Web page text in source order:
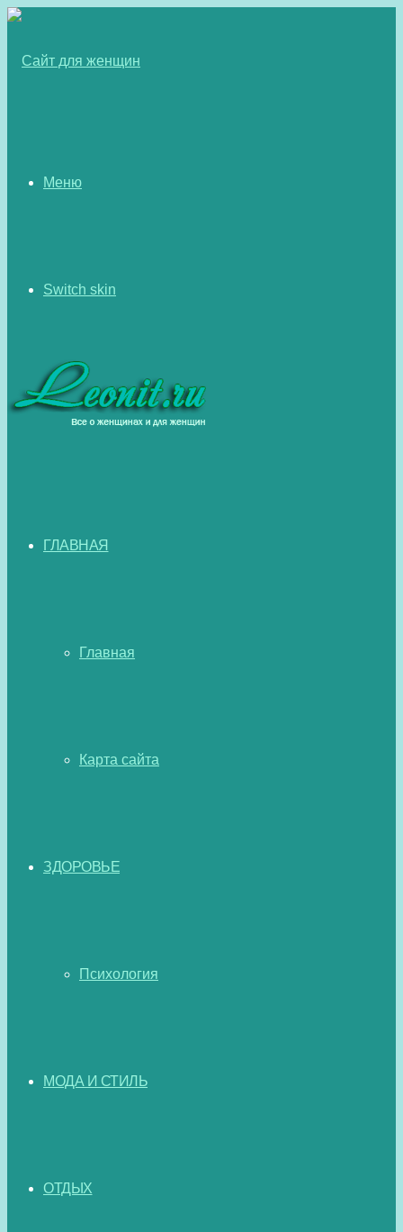
Меню
Switch skin
ГЛАВНАЯ
Главная
Карта сайта
ЗДОРОВЬЕ
Психология
МОДА И СТИЛЬ
ОТДЫХ